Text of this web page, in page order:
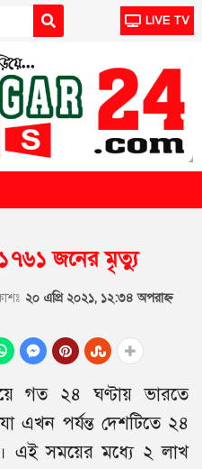
LIVE TV
জনের মৃত্যু
২০ এপ্রি ২০২১, ১২:৩৪ অপরাহ্ণ
গত ২৪ ঘণ্টায় ভারতে
এখন পর্যন্ত দেশটিতে ২৪
এই সময়ের মধ্যে ২ লাখ